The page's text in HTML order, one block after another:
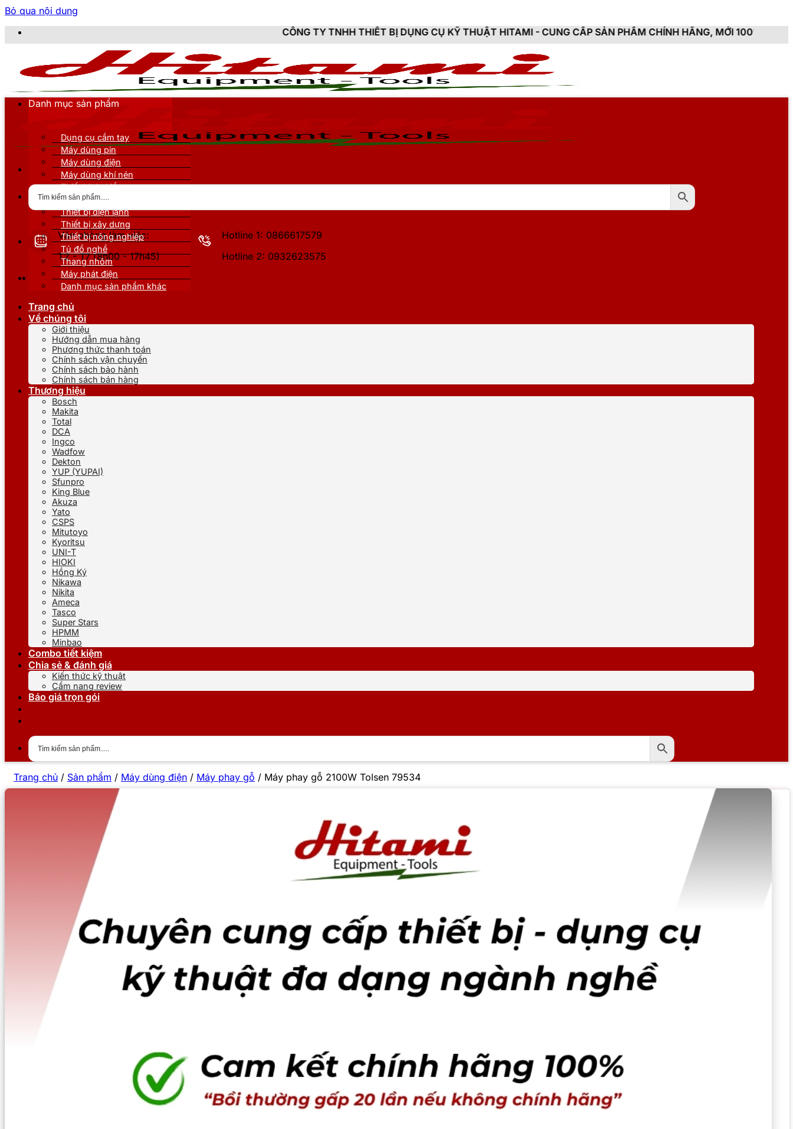
Bỏ qua nội dung
CÔNG TY TNHH THIẾT BỊ DỤNG CỤ KỸ THUẬT HITAMI - CUNG CẤP SẢN PHẨM CHÍNH HÃNG, MỚI 100%, ĐẦY ĐỦ CHỨNG TỪ,
Văn phòng làm việc:
T2 - T7 (8h00 - 17h45)
Hotline 1: 0866617579
Hotline 2: 0932623575
Danh mục sản phẩm
Dụng cụ cầm tay
Máy dùng pin
Máy dùng điện
Máy dùng khí nén
Thiết bị đo kiểm
Thiết bị nâng đỡ
Thiết bị điện lạnh
Thiết bị xây dựng
Thiết bị nông nghiệp
Tủ đồ nghề
Thang nhôm
Máy phát điện
Danh mục sản phẩm khác
Trang chủ
Về chúng tôi
Giới thiệu
Hướng dẫn mua hàng
Phương thức thanh toán
Chính sách vận chuyển
Chính sách bảo hành
Chính sách bán hàng
Thương hiệu
Bosch
Makita
Total
DCA
Ingco
Wadfow
Dekton
YUP (YUPAI)
Sfunpro
King Blue
Akuza
Yato
CSPS
Mitutoyo
Kyoritsu
UNI-T
HIOKI
Hồng Ký
Nikawa
Nikita
Ameca
Tasco
Super Stars
HPMM
Minbao
Combo tiết kiệm
Chia sẻ & đánh giá
Kiến thức kỹ thuật
Cẩm nang review
Báo giá trọn gói
Trang chủ / Sản phẩm / Máy dùng điện / Máy phay gỗ / Máy phay gỗ 2100W Tolsen 79534